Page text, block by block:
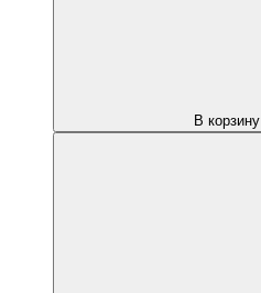
В корзину